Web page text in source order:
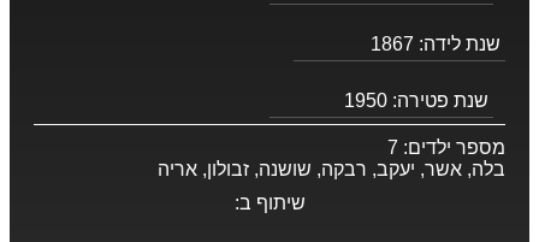
שנת לידה: 1867
שנת פטירה: 1950
מספר ילדים: 7
בלה, אשר, יעקב, רבקה, שושנה, זבולון, אריה
שיתוף ב: